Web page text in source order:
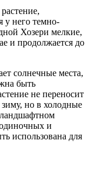
у него темно-
Хозери мелкие,
и продолжается до
солнечные места,
быть
не переносит
но в холодные
и
использована для